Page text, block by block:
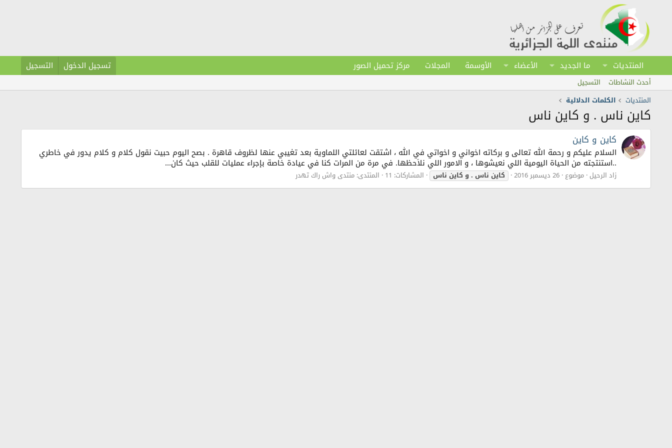
المنتديات ما الجديد الأعضاء الأوسمة المجلات مركز تحميل الصور تسجيل الدخول التسجيل
أحدث النشاطات
التسجيل
المنتديات
الكلمات الدلالية
كاين ناس . و كاين ناس
كاين و كاين
السلام عليكم و رحمة الله تعالى و بركاته اخواني و اخواتي في الله ، اشتقت لعائلتي اللماوية بعد تغيبي عنها لظروف قاهرة . بصح اليوم حبيت نقول كلام و كلام يدور في خاطري
..استنتجته من الحياة اليومية اللي نعيشوها ، و الامور اللي نلاَحظها. في مرة من المرات كنا في عيادة خاصة بإجراء عمليات للقلب حيث كان...
زاد الرحيل موضوع 26 ديسمبر 2016 كاينناس.وكاينناس المشاركات: 11 المنتدى: منتدى واش راك تهدر